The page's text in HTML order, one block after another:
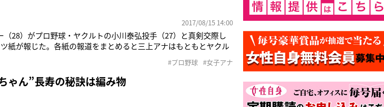
2017/08/15 14:00
28）がプロ野球・ヤクルトの小川泰弘投手（27）と真剣交際し
紙が報じた。各紙の報道をまとめると三上アナはもともとヤクル
る日には三上アナが手料理を振る舞うなど小川の体調面を献身的
#プロ野球 #女子アナ
ゃん”長寿の秘訣は編み物